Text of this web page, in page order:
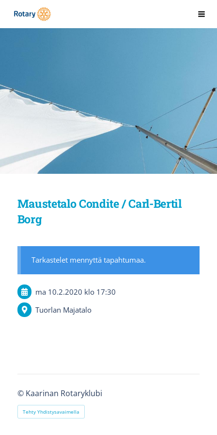
Siirry
Kaarinan Rotaryklubi
Maustetalo Condite / Carl-Bertil
Borg
Tarkastelet mennyttä tapahtumaa.
ma 10.2.2020 klo 17:30
Tuorlan Majatalo
© Kaarinan Rotaryklubi
Tehty Yhdistysavaimella